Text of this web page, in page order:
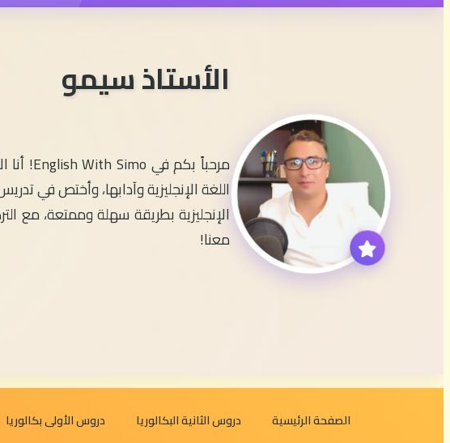
الأستاذ سيمو
اللغة الإنجليزية وآدابها، وأختص في
الإنجليزية بطريقة سهلة وممتعة، مع
معنا!
الصفحة الرئيسية دروس الثانية البكالوريا دروس الأولى بكالوريا